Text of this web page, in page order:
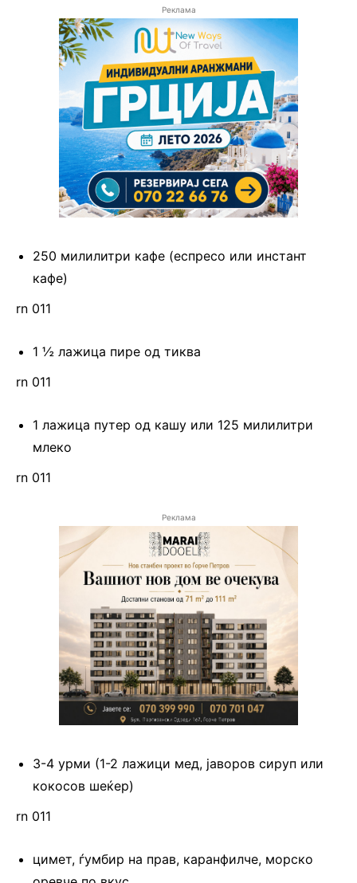
Реклама
250 милилитри кафе (еспресо или инстант
кафе)
rn 011
1 ½ лажица пире од тиква
rn 011
1 лажица путер од кашу или 125 милилитри
млеко
rn 011
Реклама
3-4 урми (1-2 лажици мед, јаворов сируп или
кокосов шеќер)
rn 011
цимет, ѓумбир на прав, каранфилче, морско